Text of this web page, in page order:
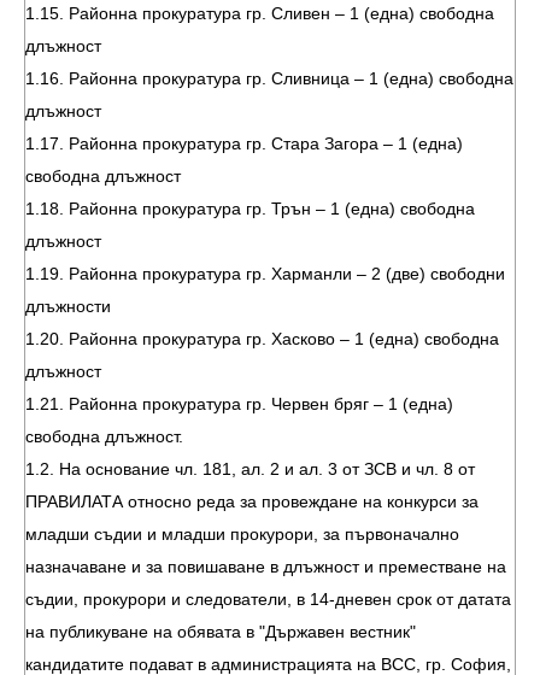
1.15. Районна прокуратура гр. Сливен – 1 (една) свободна
длъжност
1.16. Районна прокуратура гр. Сливница – 1 (една) свободна
длъжност
1.17. Районна прокуратура гр. Стара Загора – 1 (една)
свободна длъжност
1.18. Районна прокуратура гр. Трън – 1 (една) свободна
длъжност
1.19. Районна прокуратура гр. Харманли – 2 (две) свободни
длъжности
1.20. Районна прокуратура гр. Хасково – 1 (една) свободна
длъжност
1.21. Районна прокуратура гр. Червен бряг – 1 (една)
свободна длъжност.
1.2. На основание чл. 181, ал. 2 и ал. 3 от ЗСВ и чл. 8 от
ПРАВИЛАТА относно реда за провеждане на конкурси за
младши съдии и младши прокурори, за първоначално
назначаване и за повишаване в длъжност и преместване на
съдии, прокурори и следователи, в 14-дневен срок от датата
на публикуване на обявата в "Държавен вестник"
кандидатите подават в администрацията на ВСС, гр. София,